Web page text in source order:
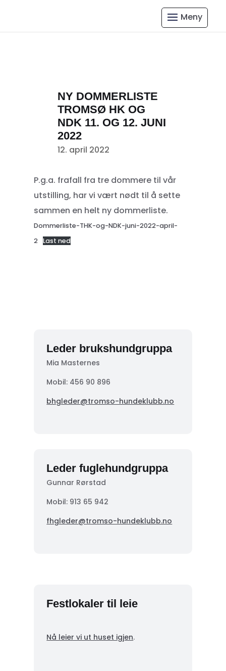
NY DOMMERLISTE
TROMSØ HK OG
NDK 11. OG 12. JUNI
2022
12. april 2022
P.g.a. frafall fra tre dommere til vår
utstilling, har vi vært nødt til å sette
sammen en helt ny dommerliste.
Dommerliste-THK-og-NDK-juni-2022-april-
2 Last ned
Leder brukshundgruppa
Mia Masternes
Mobil: 456 90 896
bhgleder@tromso-hundeklubb.no
Leder fuglehundgruppa
Gunnar Rørstad
Mobil: 913 65 942
fhgleder@tromso-hundeklubb.no
Festlokaler til leie
Nå leier vi ut huset igjen.